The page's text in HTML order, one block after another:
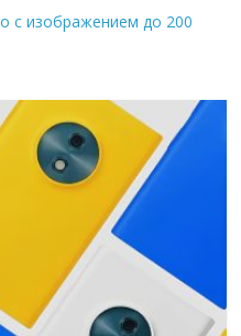
с изображением до 200